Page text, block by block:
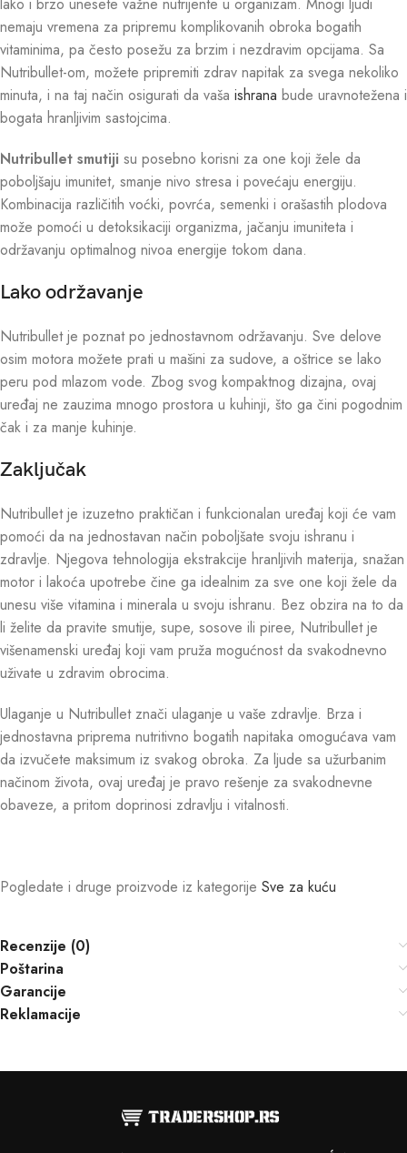
lako i brzo unesete važne nutrijente u organizam. Mnogi ljudi
nemaju vremena za pripremu komplikovanih obroka bogatih
vitaminima, pa često posežu za brzim i nezdravim opcijama. Sa
Nutribullet-om, možete pripremiti zdrav napitak za svega nekoliko
minuta, i na taj način osigurati da vaša ishrana bude uravnotežena i
bogata hranljivim sastojcima.
Nutribullet smutiji su posebno korisni za one koji žele da
poboljšaju imunitet, smanje nivo stresa i povećaju energiju.
Kombinacija različitih voćki, povrća, semenki i orašastih plodova
može pomoći u detoksikaciji organizma, jačanju imuniteta i
održavanju optimalnog nivoa energije tokom dana.
Lako održavanje
Nutribullet je poznat po jednostavnom održavanju. Sve delove
osim motora možete prati u mašini za sudove, a oštrice se lako
peru pod mlazom vode. Zbog svog kompaktnog dizajna, ovaj
uređaj ne zauzima mnogo prostora u kuhinji, što ga čini pogodnim
čak i za manje kuhinje.
Zaključak
Nutribullet je izuzetno praktičan i funkcionalan uređaj koji će vam
pomoći da na jednostavan način poboljšate svoju ishranu i
zdravlje. Njegova tehnologija ekstrakcije hranljivih materija, snažan
motor i lakoća upotrebe čine ga idealnim za sve one koji žele da
unesu više vitamina i minerala u svoju ishranu. Bez obzira na to da
li želite da pravite smutije, supe, sosove ili piree, Nutribullet je
višenamenski uređaj koji vam pruža mogućnost da svakodnevno
uživate u zdravim obrocima.
Ulaganje u Nutribullet znači ulaganje u vaše zdravlje. Brza i
jednostavna priprema nutritivno bogatih napitaka omogućava vam
da izvučete maksimum iz svakog obroka. Za ljude sa užurbanim
načinom života, ovaj uređaj je pravo rešenje za svakodnevne
obaveze, a pritom doprinosi zdravlju i vitalnosti.
Pogledate i druge proizvode iz kategorije Sve za kuću
Recenzije (0)
Poštarina
Garancije
Reklamacije